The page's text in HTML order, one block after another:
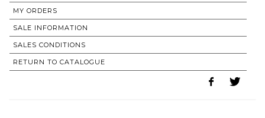
MY ORDERS
SALE INFORMATION
SALES CONDITIONS
RETURN TO CATALOGUE